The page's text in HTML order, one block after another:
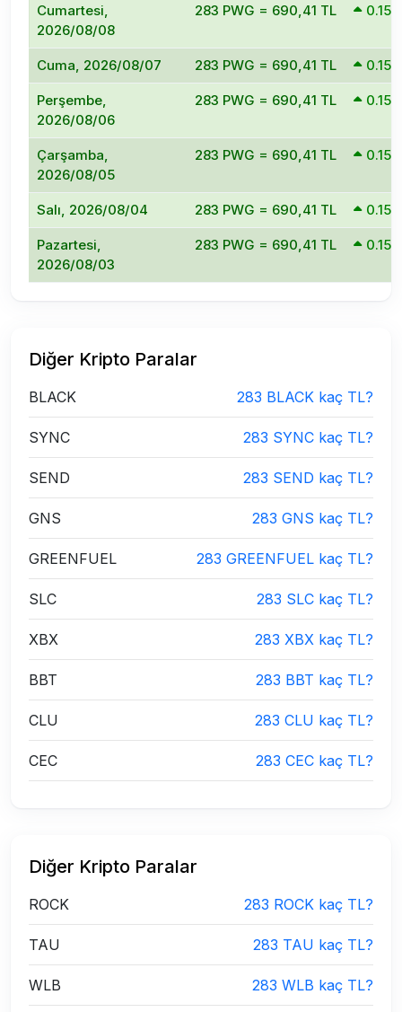
Cumartesi,
2026/08/08
283 PWG = 690,41 TL
Cuma, 2026/08/07 283 PWG = 690,41 TL
Perşembe,
2026/08/06
283 PWG = 690,41 TL
Çarşamba,
2026/08/05
283 PWG = 690,41 TL
Salı, 2026/08/04 283 PWG = 690,41 TL
Pazartesi,
2026/08/03
283 PWG = 690,41 TL
Diğer Kripto Paralar
BLACK 283 BLACK kaç TL?
SYNC 283 SYNC kaç TL?
SEND 283 SEND kaç TL?
GNS 283 GNS kaç TL?
GREENFUEL 283 GREENFUEL kaç TL?
SLC 283 SLC kaç TL?
XBX 283 XBX kaç TL?
BBT 283 BBT kaç TL?
CLU 283 CLU kaç TL?
CEC 283 CEC kaç TL?
Diğer Kripto Paralar
ROCK 283 ROCK kaç TL?
TAU 283 TAU kaç TL?
WLB 283 WLB kaç TL?